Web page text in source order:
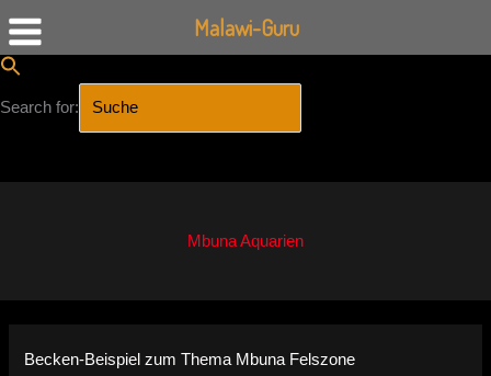
Search for:
Mbuna Aquarien
Becken-Beispiel zum Thema Mbuna Felszone
Malawi-Guru